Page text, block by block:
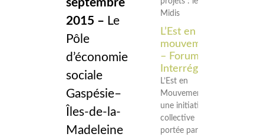
2015 – Le
Pôle
d’économie
sociale
Gaspésie–
Îles-de-la-
Madeleine
Midis
L’Est en
mouvement
– Forum
Interrégional
L’Est en
Mouvement est
une initiative
collective
portée par les